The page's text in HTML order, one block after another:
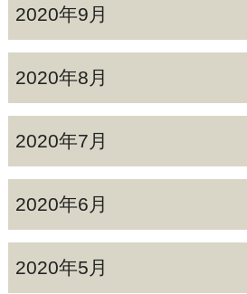
2020年9月
2020年8月
2020年7月
2020年6月
2020年5月